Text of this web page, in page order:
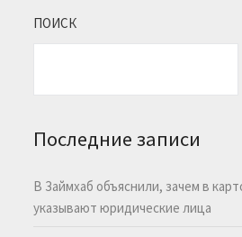
ПОИСК
Последние записи
В Займхаб объяснили, зачем в
указывают юридические лица